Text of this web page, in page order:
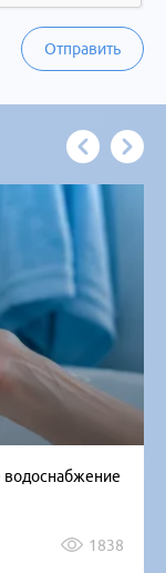
Отправить
водоснабжение
1838